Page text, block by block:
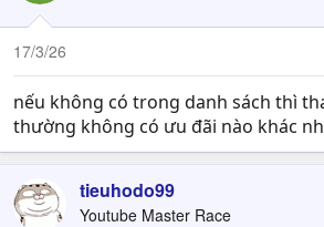
17/3/26
nếu không có trong danh sách thì
thường không có ưu đãi nào khác
tieuhodo99
Youtube Master Race